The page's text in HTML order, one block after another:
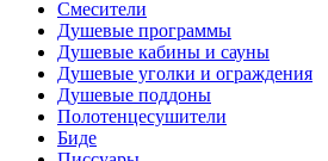
Смесители
Душевые программы
Душевые кабины и сауны
Душевые уголки и ограждения
Душевые поддоны
Полотенцесушители
Биде